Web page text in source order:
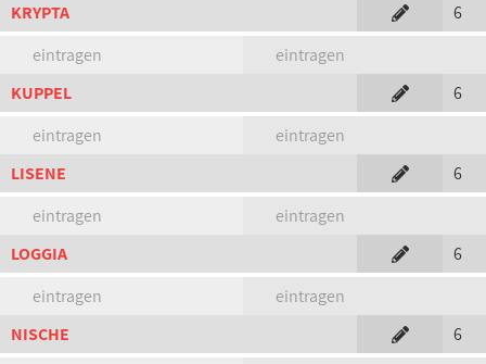
KRYPTA
6
eintragen
eintragen
KUPPEL
6
eintragen
eintragen
LISENE
6
eintragen
eintragen
LOGGIA
6
eintragen
eintragen
NISCHE
6